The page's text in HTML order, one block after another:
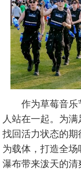
作为草莓音乐
人站在一起。为满
找回活力状态的
为载体，打造全
瀑布带来泼天的